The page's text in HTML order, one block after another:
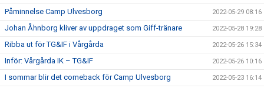
Påminnelse Camp Ulvesborg 2022-05-29 08:16
Johan Åhnborg kliver av uppdraget som Giff-tränare 2022-05-28 19:28
Ribba ut för TG&IF i Vårgårda 2022-05-26 15:34
Inför: Vårgårda IK – TG&IF 2022-05-26 10:16
I sommar blir det comeback för Camp Ulvesborg 2022-05-23 16:14